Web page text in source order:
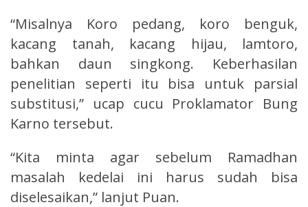
“Misalnya Koro pedang, koro benguk,
kacang tanah, kacang hijau, lamtoro,
bahkan daun singkong. Keberhasilan
penelitian seperti itu bisa untuk parsial
substitusi,” ucap cucu Proklamator Bung
Karno tersebut.
“Kita minta agar sebelum Ramadhan
masalah kedelai ini harus sudah bisa
diselesaikan,” lanjut Puan.